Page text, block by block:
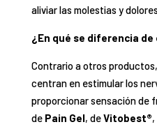
aliviar las molestias y
¿En qué se diferencia
Contrario a otros
centran en estimular los
proporcionar sensación de
de Pain Gel, deVitobest®